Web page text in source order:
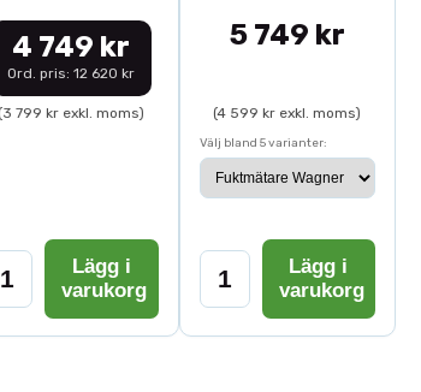
4 749 kr
Ord. pris: 12 620 kr
799 kr exkl. moms)
Lägg i
varukorg
5 749 kr
(4 599 kr exkl. moms)
Välj bland 5 varianter:
Lägg i
varukorg